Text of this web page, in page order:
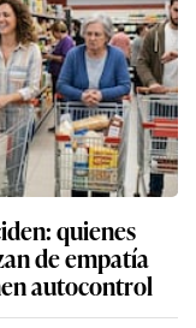
quienes
de empatía
autocontrol